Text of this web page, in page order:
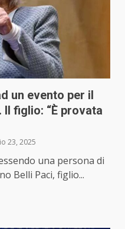
un evento per il
figlio: “È provata
23, 2025
una persona di
Belli Paci, figlio...